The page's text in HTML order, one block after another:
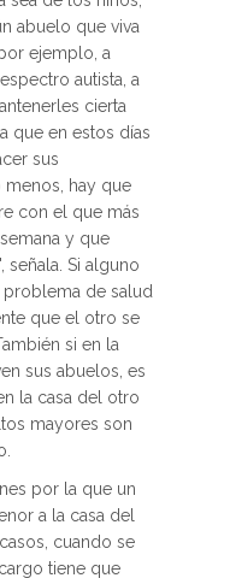
abuelo que viva
ejemplo, a
autista, a
cierta
que en estos días
sus
menos, hay que
con el que más
y que
señala. Si alguno
de salud
que el otro se
si en la
sus abuelos, es
la casa del otro
mayores son
por la que un
a la casa del
cuando se
tiene que